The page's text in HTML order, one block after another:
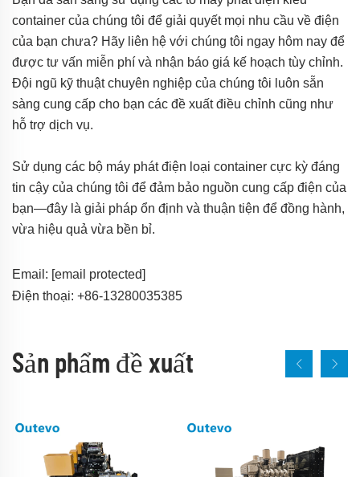
container của chúng tôi để giải quyết mọi nhu cầu về điện
của bạn chưa? Hãy liên hệ với chúng tôi ngay hôm nay để
được tư vấn miễn phí và nhận báo giá kế hoạch tùy chỉnh.
Đội ngũ kỹ thuật chuyên nghiệp của chúng tôi luôn sẵn
sàng cung cấp cho bạn các đề xuất điều chỉnh cũng như
hỗ trợ dịch vụ.
Sử dụng các bộ máy phát điện loại container cực kỳ đáng
tin cậy của chúng tôi để đảm bảo nguồn cung cấp điện của
bạn—đây là giải pháp ổn định và thuận tiện để đồng hành,
vừa hiệu quả vừa bền bỉ.
Email: [email protected]
Điện thoại: +86-13280035385
Sản phẩm đề xuất